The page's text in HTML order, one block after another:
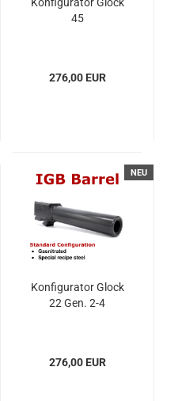
45
276,00 EUR
NEU
Konfigurator Glock
22 Gen. 2-4
276,00 EUR